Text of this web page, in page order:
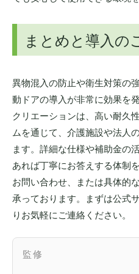
まとめと導入の
異物混入の防止や衛生対策の
動ドアの導入が非常に効果を
クリエーションは、高い耐久
ムを通じて、介護施設や法人
ます。詳細な仕様や補助金の
あれば丁寧にお答えする体制
お問い合わせ、または具体的
承っております。まずは公式
りお気軽にご連絡ください。
監修